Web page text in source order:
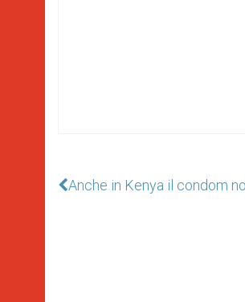
Anche in Kenya il condom